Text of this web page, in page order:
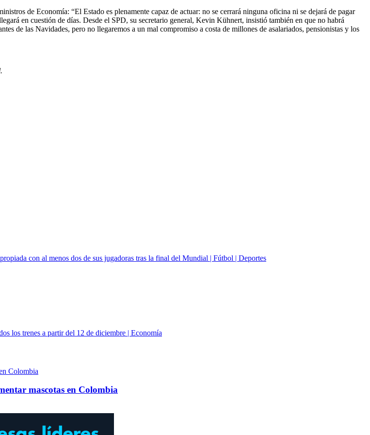
de Economía: “El Estado es plenamente capaz de actuar: no se cerrará ninguna oficina ni se dejará de pagar
en cuestión de días. Desde el SPD, su secretario general, Kevin Kühnert, insistió también en que no habrá
de las Navidades, pero no llegaremos a un mal compromiso a costa de millones de asalariados, pensionistas y los
.
con al menos dos de sus jugadoras tras la final del Mundial | Fútbol | Deportes
los trenes a partir del 12 de diciembre | Economía
mascotas en Colombia